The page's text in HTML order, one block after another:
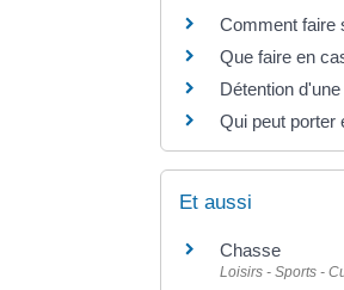
Comment faire
Que faire en
Détention
Qui peut porter
Et aussi
Chasse
Loisirs - Sports -